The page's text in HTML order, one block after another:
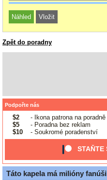
Zpět do poradny
Podpořte nás
$2
- Ikona patrona na poradně
$5
- Poradna bez reklam
$10
- Soukromé poradenství
STAŇTE
Táto kapela má milióny